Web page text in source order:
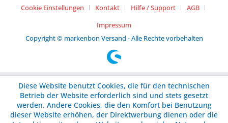
Cookie Einstellungen Kontakt Hilfe / Support
AGB
Impressum
Copyright © markenbon Versand - Alle Rechte vorbehalten
Diese Website benutzt Cookies, die für den technischen
Betrieb der Website erforderlich sind und stets gesetzt
werden. Andere Cookies, die den Komfort bei Benutzung
dieser Website erhöhen, der Direktwerbung dienen oder die